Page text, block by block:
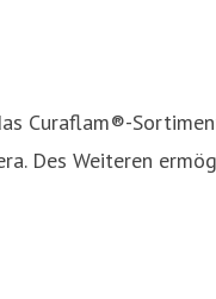
Curaflam®-
Des Weiteren